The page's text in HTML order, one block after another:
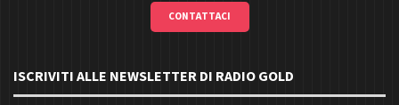
CONTATTACI
ISCRIVITI ALLE NEWSLETTER DI RADIO GOLD